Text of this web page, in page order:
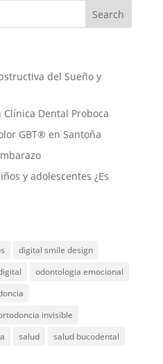
del Sueño y
Dental Proboca
GBT® en Santoña
y adolescentes ¿Es
digital smile design
odontologia emocional
invisible
salud
salud bucodental